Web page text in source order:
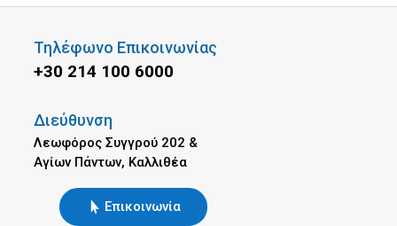
Τηλέφωνο Επικοινωνίας
+30 214 100 6000
Διεύθυνση
Λεωφόρος Συγγρού 202 &
Αγίων Πάντων, Καλλιθέα
Επικοινωνία